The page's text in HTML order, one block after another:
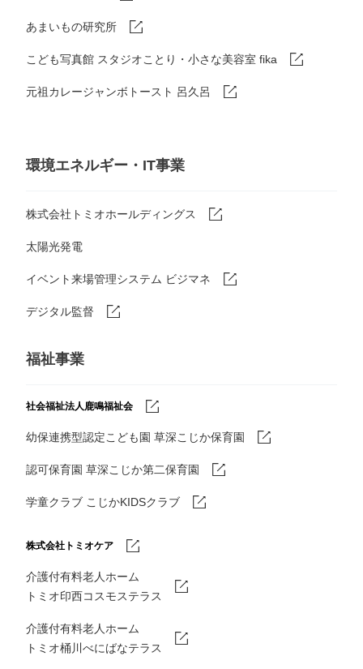
あまいもの研究所
こども写真館 スタジオことり・小さな美容室 fika
元祖カレージャンボトースト 呂久呂
環境エネルギー・IT事業
株式会社トミオホールディングス
太陽光発電
イベント来場管理システム ビジマネ
デジタル監督
福祉事業
社会福祉法人鹿鳴福祉会
幼保連携型認定こども園 草深こじか保育園
認可保育園 草深こじか第二保育園
学童クラブ こじかKIDSクラブ
株式会社トミオケア
介護付有料老人ホーム
トミオ印西コスモステラス
介護付有料老人ホーム
トミオ桶川べにばなテラス